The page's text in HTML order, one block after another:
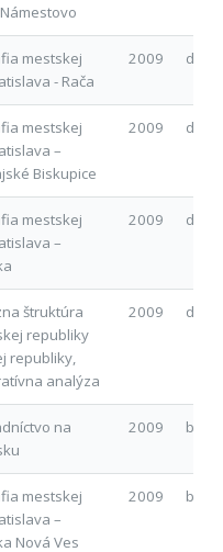
mestskej
- Rača
2009 d
mestskej
–
Biskupice
2009 d
mestskej
–
2009 d
štruktúra
republiky
republiky,
analýza
2009 d
na
2009 b
mestskej
–
Nová Ves
2009 b